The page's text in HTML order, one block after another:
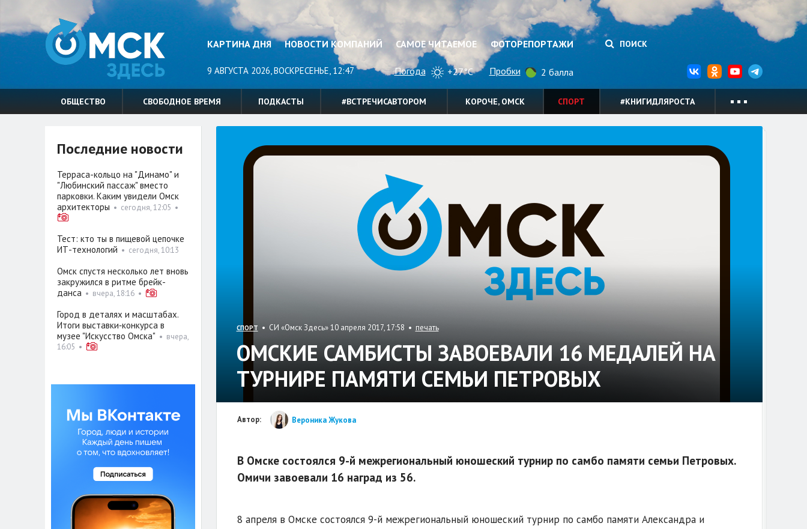
КАРТИНА ДНЯ НОВОСТИ КОМПАНИЙ САМОЕ ЧИТАЕМОЕ ФОТОРЕПОРТАЖИ ПОИСК
9 АВГУСТА 2026, ВОСКРЕСЕНЬЕ, 12:47 Погода +27°C Пробки 2 балла
ОБЩЕСТВО СВОБОДНОЕ ВРЕМЯ ПОДКАСТЫ #ВСТРЕЧИСАВТОРОМ КОРОЧЕ, ОМСК СПОРТ #КНИГИДЛЯРОСТА
СПОРТ • СИ «Омск Здесь» 10 апреля 2017, 17:58 • печать
ОМСКИЕ САМБИСТЫ ЗАВОЕВАЛИ 16 МЕДАЛЕЙ НА
ТУРНИРЕ ПАМЯТИ СЕМЬИ ПЕТРОВЫХ
Автор: Вероника Жукова
В Омске состоялся 9-й межрегиональный юношеский турнир по самбо памяти семьи Петровых.
Омичи завоевали 16 наград из 56.
8 апреля в Омске состоялся 9-й межрегиональный юношеский турнир по самбо памяти Александра и
Последние новости
Терраса-кольцо на "Динамо" и
"Любинский пассаж" вместо
парковки. Каким увидели Омск
архитекторы • сегодня, 12:05 •
Тест: кто ты в пищевой цепочке
ИТ-технологий • сегодня, 10:13
Омск спустя несколько лет вновь
закружился в ритме брейк-
данса• вчера, 18:16•
Город в деталях и масштабах.
Итоги выставки‑конкурса в
музее "Искусство Омска" • вчера,
16:05 •